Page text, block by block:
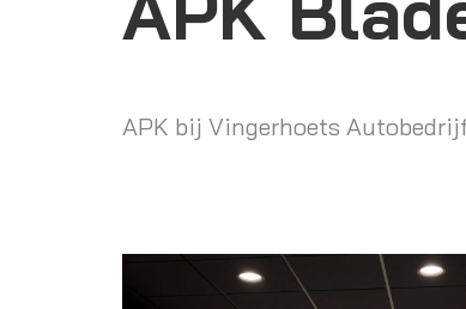
APK bij Vingerhoets